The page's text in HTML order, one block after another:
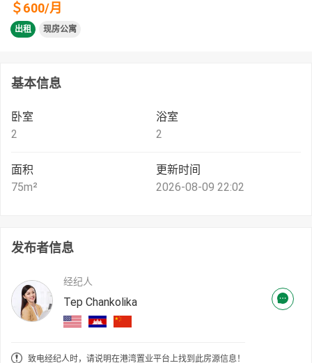
＄600/月
出租 现房公寓
基本信息
卧室
2
浴室
2
面积
75m²
更新时间
2026-08-09 22:02
发布者信息
经纪人
Tep Chankolika
致电经纪人时，请说明在港湾置业平台上找到此房源信息！